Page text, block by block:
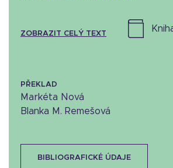
ZOBRAZIT CELÝ TEXT
PŘEKLAD
Markéta Nová
Blanka M. Remešová
BIBLIOGRAFICKÉ ÚDAJE